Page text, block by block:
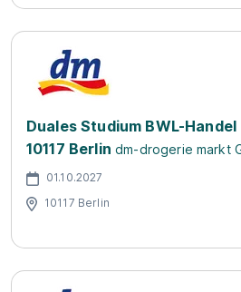
Duales Studium BWL-Handel
10117 Berlin dm-drogerie markt
01.10.2027
10117 Berlin